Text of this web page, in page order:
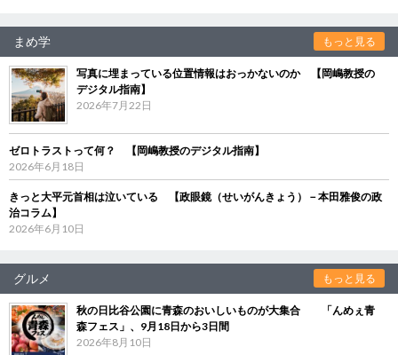
まめ学 もっと見る
写真に埋まっている位置情報はおっかないのか 【岡嶋教授の
デジタル指南】
2026年7月22日
ゼロトラストって何？ 【岡嶋教授のデジタル指南】
2026年6月18日
きっと大平元首相は泣いている 【政眼鏡（せいがんきょう）－本田雅俊の政
治コラム】
2026年6月10日
グルメ もっと見る
秋の日比谷公園に青森のおいしいものが大集合 「んめぇ青
森フェス」、9月18日から3日間
2026年8月10日